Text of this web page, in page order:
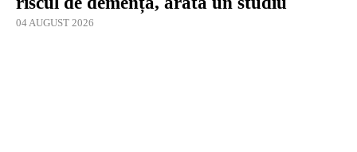
04 AUGUST 2026